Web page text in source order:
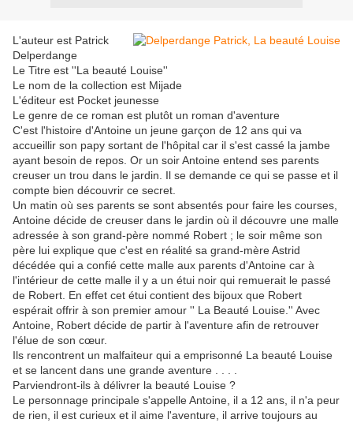
L'auteur est Patrick
Delperdange
Le Titre est ''La beauté Louise''
Le nom de la collection est Mijade
L'éditeur est Pocket jeunesse
Le genre de ce roman est plutôt un roman d'aventure
C'est l'histoire d'Antoine un jeune garçon de 12 ans qui va
accueillir son papy sortant de l'hôpital car il s'est cassé la jambe
ayant besoin de repos. Or un soir Antoine entend ses parents
creuser un trou dans le jardin. Il se demande ce qui se passe et il
compte bien découvrir ce secret.
Un matin où ses parents se sont absentés pour faire les courses,
Antoine décide de creuser dans le jardin où il découvre une malle
adressée à son grand-père nommé Robert ; le soir même son
père lui explique que c'est en réalité sa grand-mère Astrid
décédée qui a confié cette malle aux parents d'Antoine car à
l'intérieur de cette malle il y a un étui noir qui remuerait le passé
de Robert. En effet cet étui contient des bijoux que Robert
espérait offrir à son premier amour '' La Beauté Louise.'' Avec
Antoine, Robert décide de partir à l'aventure afin de retrouver
l'élue de son cœur.
Ils rencontrent un malfaiteur qui a emprisonné La beauté Louise
et se lancent dans une grande aventure . . . .
Parviendront-ils à délivrer la beauté Louise ?
Le personnage principale s'appelle Antoine, il a 12 ans, il n'a peur
de rien, il est curieux et il aime l'aventure, il arrive toujours au